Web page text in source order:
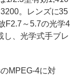
。レンズに35
F2.7～5.7の光学4
し、光学式手ブレ
MPEG-4に対